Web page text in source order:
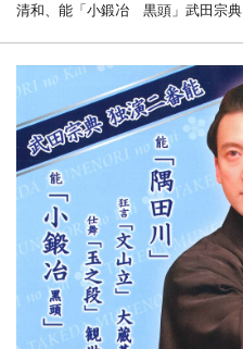
清和、能「小鍛冶 黒頭」武田宗典